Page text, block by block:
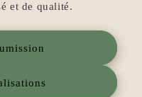
et de qualité.